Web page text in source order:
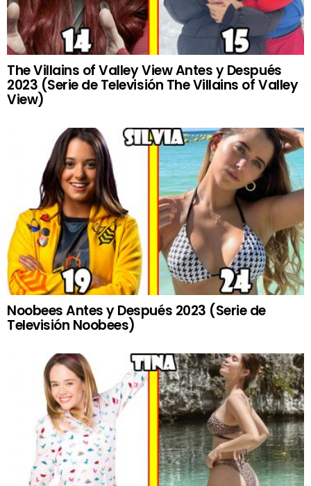
The Villains of Valley View Antes y Después
2023 (Serie de Televisión The Villains of Valley
View)
Noobees Antes y Después 2023 (Serie de
Televisión Noobees)